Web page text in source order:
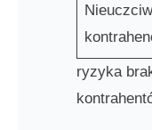
ryzyka